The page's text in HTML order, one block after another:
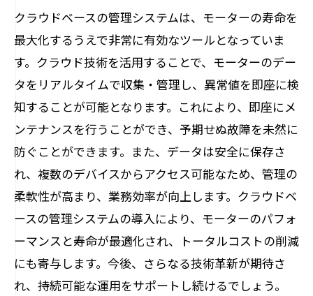
クラウドベースの管理システムは、モーターの寿命を
最大化するうえで非常に有効なツールとなっていま
す。クラウド技術を活用することで、モーターのデー
タをリアルタイムで収集・管理し、異常値を即座に検
知することが可能となります。これにより、即座にメ
ンテナンスを行うことができ、予期せぬ故障を未然に
防ぐことができます。また、データは安全に保存さ
れ、複数のデバイスからアクセス可能なため、管理の
柔軟性が高まり、業務効率が向上します。クラウドベ
ースの管理システムの導入により、モーターのパフォ
ーマンスと寿命が最適化され、トータルコストの削減
にも寄与します。今後、さらなる技術革新が期待さ
れ、持続可能な運用をサポートし続けるでしょう。